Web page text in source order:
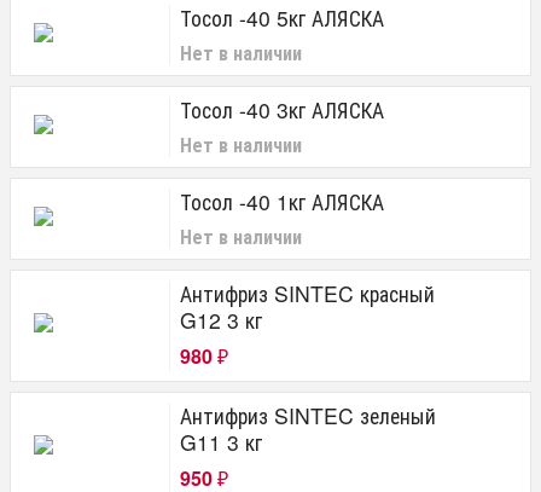
Тосол -40 5кг АЛЯСКА
Нет в наличии
Тосол -40 3кг АЛЯСКА
Нет в наличии
Тосол -40 1кг АЛЯСКА
Нет в наличии
Антифриз SINTEC красный
G12 3 кг
980 ₽
Антифриз SINTEC зеленый
G11 3 кг
950 ₽